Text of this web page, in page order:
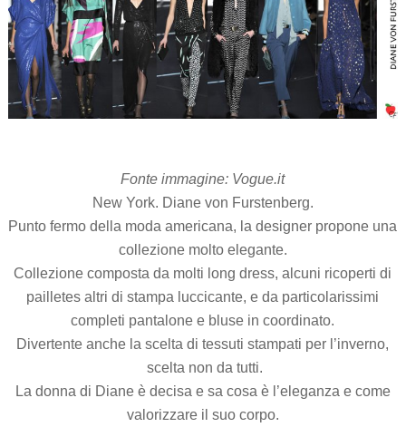
Fonte immagine: Vogue.it
New York. Diane von Furstenberg.
Punto fermo della moda americana, la designer propone una
collezione molto elegante.
Collezione composta da molti long dress, alcuni ricoperti di
pailletes altri di stampa luccicante, e da particolarissimi
completi pantalone e bluse in coordinato.
Divertente anche la scelta di tessuti stampati per l’inverno,
scelta non da tutti.
La donna di Diane è decisa e sa cosa è l’eleganza e come
valorizzare il suo corpo.